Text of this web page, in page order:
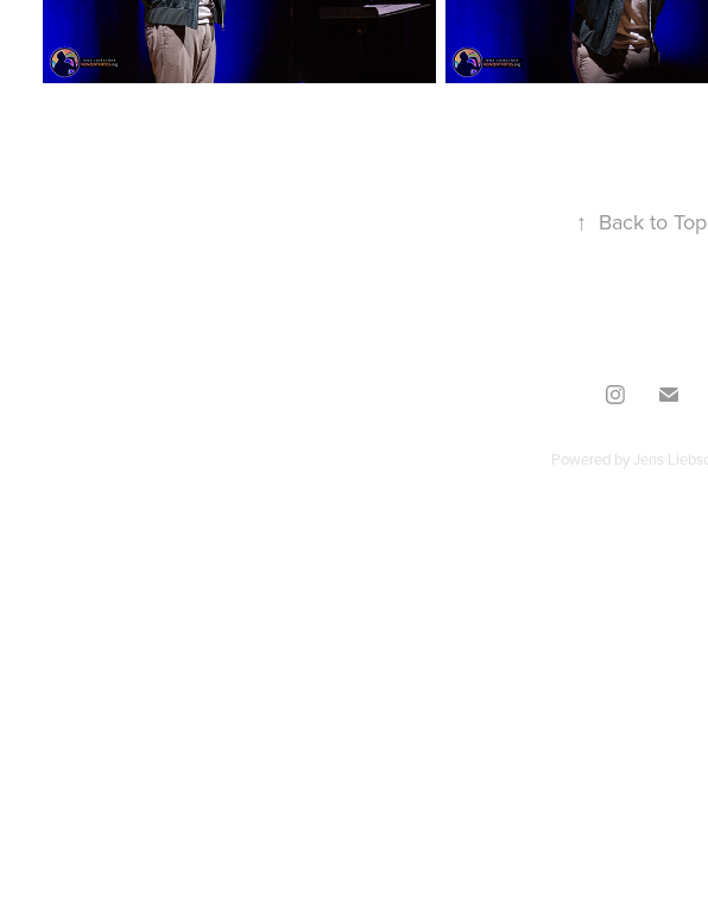
↑ Back to Top
Powered by Jens